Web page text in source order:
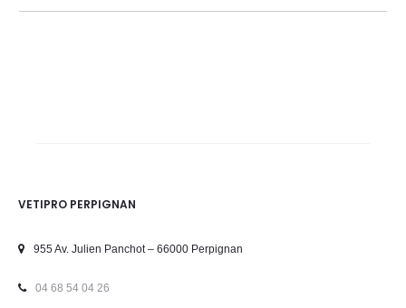
VETIPRO PERPIGNAN
955 Av. Julien Panchot – 66000 Perpignan
04 68 54 04 26